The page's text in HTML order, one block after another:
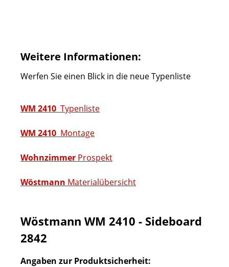
Weitere Informationen:
Werfen Sie einen Blick in die neue Typenliste
WM 2410 Typenliste
WM 2410 Montage
Wohnzimmer Prospekt
Wöstmann Materialübersicht
Wöstmann WM 2410 - Sideboard
2842
Angaben zur Produktsicherheit: